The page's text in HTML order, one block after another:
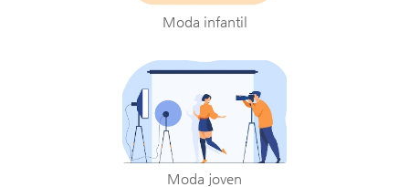
Moda infantil
Moda joven